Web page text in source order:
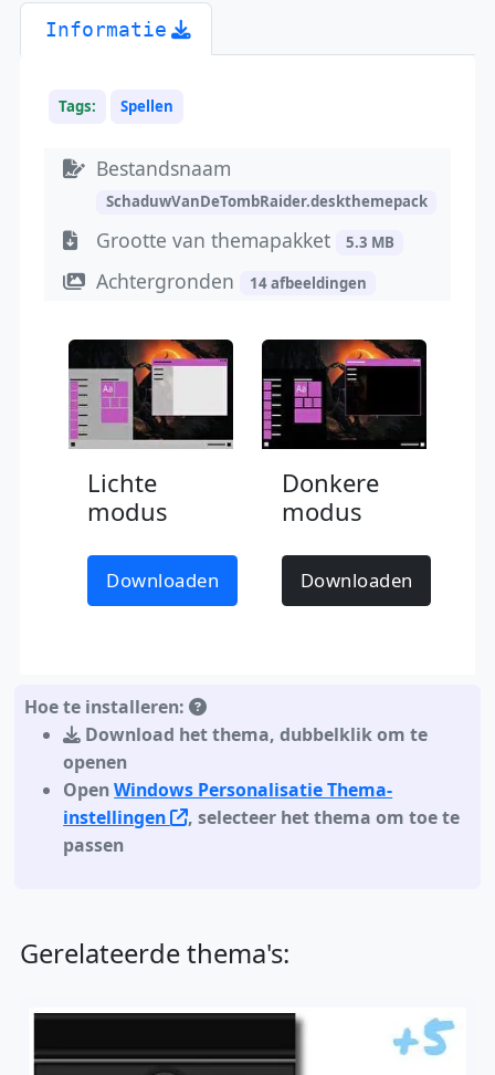
Informatie
Tags: Spellen
Bestandsnaam
SchaduwVanDeTombRaider.deskthemepack
Grootte van themapakket 5.3 MB
Achtergronden 14 afbeeldingen
Lichte
modus
Downloaden
Donkere
modus
Downloaden
Hoe te installeren:
Download het thema,dubbelklik om te
openen
OpenWindows Personalisatie Thema-
instellingen
, selecteer het thema om toe te
passen
Gerelateerde thema's: